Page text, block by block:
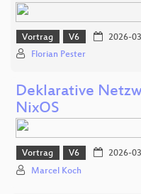
Vortrag V6 2026-
Florian Pester
Deklarative
NixOS
Vortrag V6 2026-
Marcel Koch